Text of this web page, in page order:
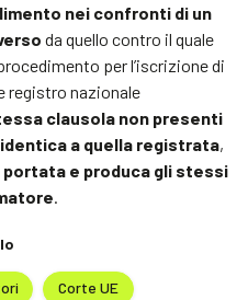
nei confronti di un
da quello contro il quale
per l’iscrizione di
registro nazionale
clausola non presenti
a quella registrata,
e produca gli stessi
.
Corte UE